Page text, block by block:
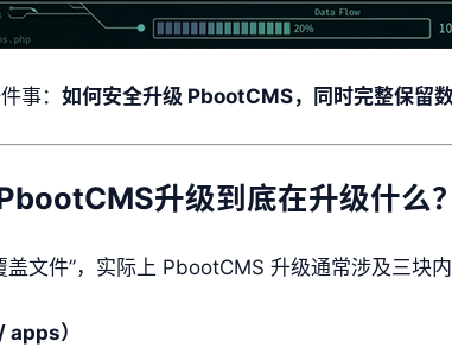
事： 如何安全升级 PbootCMS，同时完整保留
升级到底在升级什么？
文件”，实际上 PbootCMS 升级通常涉及三块内
）